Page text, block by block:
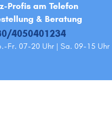
Profis am Telefon
& Beratung
4050401234
Fr. 07-20 Uhr | Sa. 09-15 Uhr